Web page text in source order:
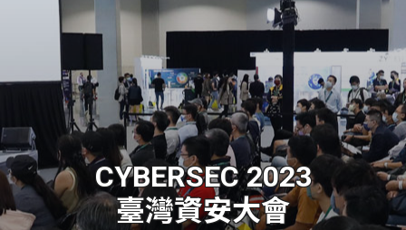
CYBERSEC 2023
臺灣資安大會